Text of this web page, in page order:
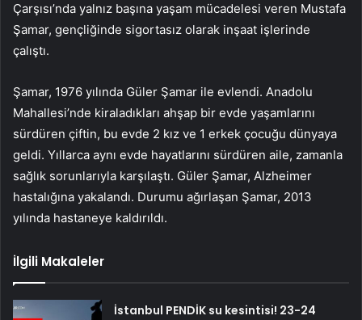
Çarşısı’nda yalnız başına yaşam mücadelesi veren Mustafa
Şamar, gençliğinde sigortasız olarak inşaat işlerinde
çalıştı.
Şamar, 1976 yılında Güler Şamar ile evlendi. Anadolu
Mahallesi’nde kiraladıkları ahşap bir evde yaşamlarını
sürdüren çiftin, bu evde 2 kız ve 1 erkek çocuğu dünyaya
geldi. Yıllarca aynı evde hayatlarını sürdüren aile, zamanla
sağlık sorunlarıyla karşılaştı. Güler Şamar, Alzheimer
hastalığına yakalandı. Durumu ağırlaşan Şamar, 2013
yılında hastaneye kaldırıldı.
İlgili Makaleler
İstanbul PENDİK su kesintisi! 23-24